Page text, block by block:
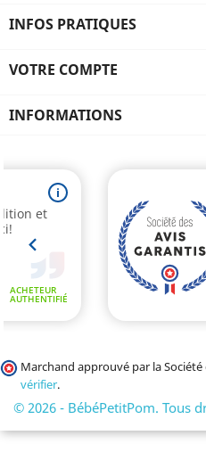
INFOS PRATIQUES
VOTRE COMPTE
INFORMATIONS
Marchand approuvé par la Société
vérifier.
© 2026 - BébéPetitPom. Tous